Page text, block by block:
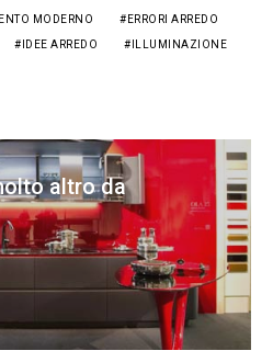
MODERNO ERRORI ARREDO
IDEE ARREDO ILLUMINAZIONE
altro da